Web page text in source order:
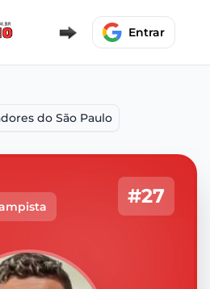
Entrar
do São Paulo
#27